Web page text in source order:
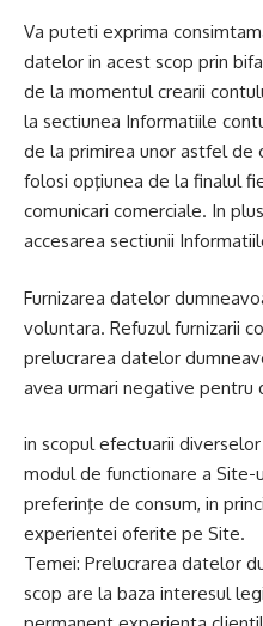
Va puteti exprima
datelor in acest scop prin
de la momentul crearii
la sectiunea Informatiile
de la primirea unor astfel de
folosi opţiunea de la finalul
comunicari comerciale. In
accesarea sectiunii
Furnizarea datelor
voluntara. Refuzul furnizarii
prelucrarea datelor
avea urmari negative pentru
in scopul efectuarii
modul de functionare a Site-
preferinţe de consum, in
experientei oferite pe Site.
Temei: Prelucrarea datelor
scop are la baza interesul